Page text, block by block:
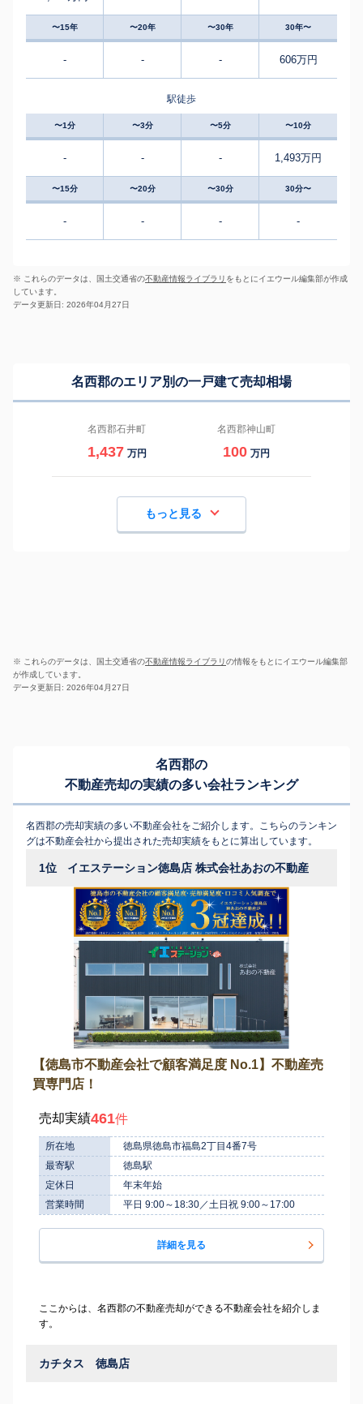
〜15年 〜20年 〜30年 30年〜
- - - 606万円
駅徒歩
〜1分 〜3分 〜5分 〜10分
- - - 1,493万円
〜15分 〜20分 〜30分 30分〜
- - - -
※ これらのデータは、国土交通省の不動産情報ライブラリ をもとにイエウール編集部が作成
しています。
データ更新日: 2026年04月27日
名西郡のエリア別の一戸建て売却相場
名西郡石井町
1,437 万円
名西郡神山町
100 万円
もっと見る
※ これらのデータは、国土交通省の不動産情報ライブラリの情報をもとにイエウール編集部
が作成しています。
データ更新日: 2026年04月27日
名西郡の
不動産売却の実績の多い会社ランキング
名西郡の売却実績の多い不動産会社をご紹介します。こちらのランキン
グは不動産会社から提出された売却実績をもとに算出しています。
1位 イエステーション徳島店 株式会社あおの不動産
【徳島市不動産会社で顧客満足度 No.1】不動産売
買専門店！
売却実績461件
所在地
徳島県徳島市福島2丁目4番7号
最寄駅
徳島駅
定休日
年末年始
営業時間
平日 9:00～18:30／土日祝 9:00～17:00
詳細を見る
ここからは、名西郡の不動産売却ができる不動産会社を紹介しま
す。
カチタス 徳島店